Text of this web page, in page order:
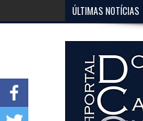
ÚLTIMAS NOTÍCIAS